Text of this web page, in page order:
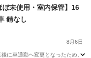
マセラティ
ぼ未使用・室内保管】16
錆なし
8月6日
に車通勤へ変更となったため、